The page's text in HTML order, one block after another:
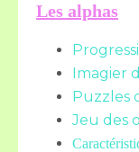
Les alphas
Imagier
Puzzles
Jeu des